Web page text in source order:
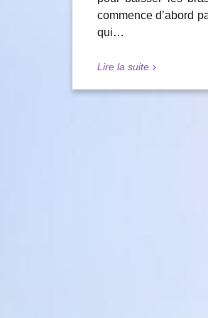
commence d’abord
qui…
Lire la suite